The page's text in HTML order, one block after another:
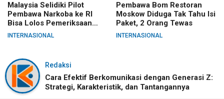
Malaysia Selidiki Pilot
Pembawa Narkoba ke RI
Bisa Lolos Pemeriksaan
KLIA
INTERNASIONAL
Pembawa Bom Restoran
Moskow Diduga Tak Tahu Isi
Paket, 2 Orang Tewas
INTERNASIONAL
Redaksi
Cara Efektif Berkomunikasi dengan Generasi Z:
Strategi, Karakteristik, dan Tantangannya